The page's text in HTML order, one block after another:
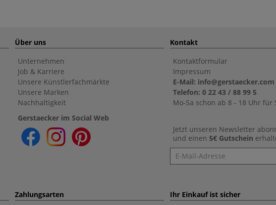
Über uns
Unternehmen
Job & Karriere
Unsere Künstlerfachmärkte
Unsere Marken
Nachhaltigkeit
Gerstaecker im Social Web
Kontakt
Kontaktformular
Impressum
E-Mail: info@gerstaecker.com
Telefon: 0 22 43 / 88 99 5
Mo-Sa schon ab 8 - 18 Uhr für
Jetzt unseren Newsletter
und einen 5€ Gutschein
Newsletter
Zahlungsarten Ihr Einkauf ist sicher